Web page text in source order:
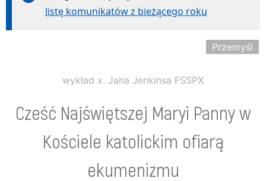
listę komunikatów z bieżącego roku
Przemyśl
wykład x. Jana Jenkinsa FSSPX
Cześć Najświętszej Maryi Panny w
Kościele katolickim ofiarą
ekumenizmu